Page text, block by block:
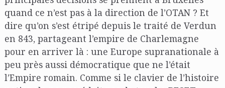
quand ce n’est pas à la direction de l’OTAN ? Et
dire qu’on s’est étripé depuis le traité de Verdun
en 843, partageant l’empire de Charlemagne
pour en arriver là : une Europe supranationale à
peu près aussi démocratique que ne l’était
l’Empire romain. Comme si le clavier de l’histoire